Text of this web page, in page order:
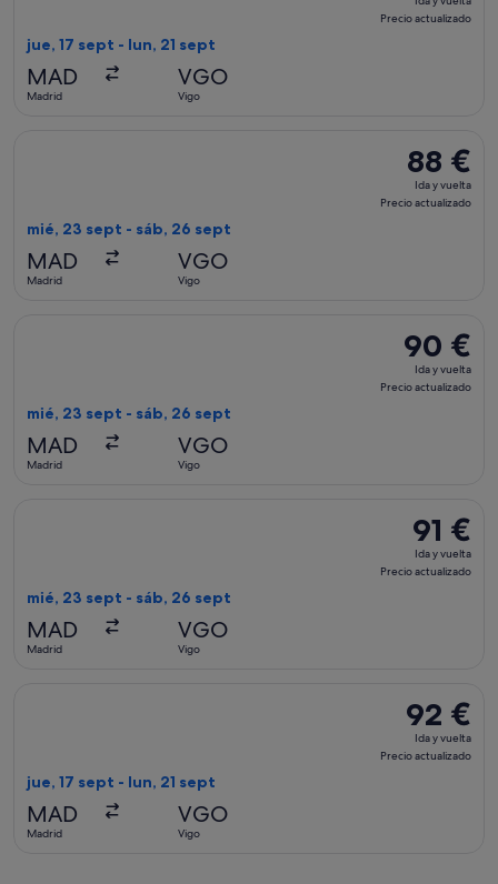
y
Precio actualizado
jue, 17 sept - lun, 21 sept
MAD
Madrid
VGO
Vigo
88 €
Ida
y
88 €
Ida y vuelta
Precio actualizado
mié, 23 sept - sáb, 26 sept
MAD
Madrid
VGO
Vigo
90 €
Ida
y
90 €
Ida y vuelta
Precio actualizado
mié, 23 sept - sáb, 26 sept
MAD
Madrid
VGO
Vigo
91 €
Ida
y
91 €
Ida y vuelta
Precio actualizado
mié, 23 sept - sáb, 26 sept
MAD
Madrid
VGO
Vigo
92 €
Ida
y
92 €
Ida y vuelta
Precio actualizado
jue, 17 sept - lun, 21 sept
MAD
Madrid
VGO
Vigo